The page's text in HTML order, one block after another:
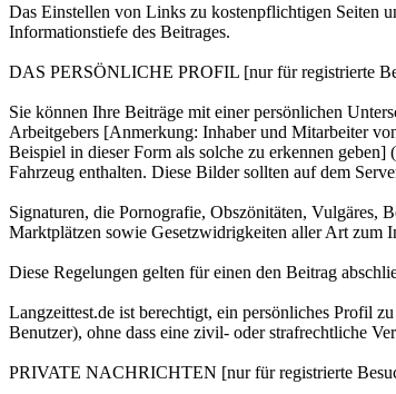
Das Einstellen von Links zu kostenpflichtigen Seiten
Informationstiefe des Beitrages.
DAS PERSÖNLICHE PROFIL [nur für registrierte
Sie können Ihre Beiträge mit einer persönlichen
Arbeitgebers [Anmerkung: Inhaber und Mitarbeiter
Beispiel in dieser Form als solche zu erkennen
Fahrzeug enthalten. Diese Bilder sollten auf dem
Signaturen, die Pornografie, Obszönitäten, Vulgäres,
Marktplätzen sowie Gesetzwidrigkeiten aller Art zum
Diese Regelungen gelten für einen den Beitrag
Langzeittest.de ist berechtigt, ein persönliches Profil
Benutzer), ohne dass eine zivil- oder strafrechtliche
PRIVATE NACHRICHTEN [nur für registrierte